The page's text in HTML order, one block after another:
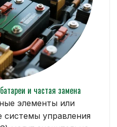
и частая замена
элементы или
управления